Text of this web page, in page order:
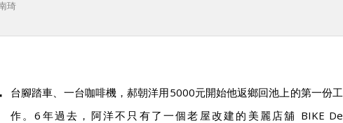
琦
台腳踏車、一台咖啡機，郝朝洋用5000元開始他返鄉回池上的第一份工
作。6年過去，阿洋不只有了一個老屋改建的美麗店舖 BIKE De